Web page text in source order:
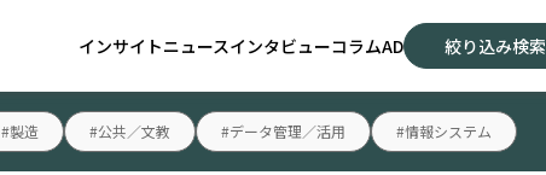
インサイトニュースインタビューコラムAD 絞り込み検索
#製造 #公共／文教 #データ管理／活用 #情報システム